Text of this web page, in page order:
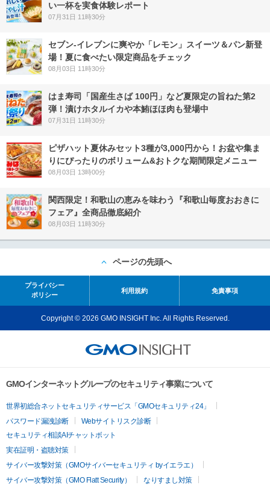
い一杯を実食体験レポート
07月31日 11時30分
セブン‐イレブンに爽やか「レモン」スイーツ＆パン新登
場！夏に食べたい限定商品をチェック
08月03日 11時30分
はま寿司「国産生さば 100円」など夏限定の旨ねた第2
弾！漬けホタルイカや本鮪ほほ肉も登場中
07月31日 11時30分
ピザハット夏休みセット3種が3,000円から！お盆や集ま
りにぴったりのボリューム&おトクな期間限定メニュー
08月03日 13時00分
関西限定！和歌山の恵みを味わう『和歌山毎度おおきに
フェア』全商品徹底紹介
08月03日 11時30分
ページの先頭へ
プライバシー
ポリシー
利用規約 免責事項
Copyright © 2026 GMO INSIGHT Inc. All Rights Reserved.
GMOインターネットグループのセキュリティ事業について
世界初総合ネットセキュリティサービス「GMOセキュリティ24」
パスワード漏洩診断
Webサイトリスク診断
セキュリティ相談AIチャットボット
実在証明・盗聴対策
サイバー攻撃対策（GMOサイバーセキュリティ byイエラエ）
サイバー攻撃対策（GMO Flatt Security）
なりすまし対策